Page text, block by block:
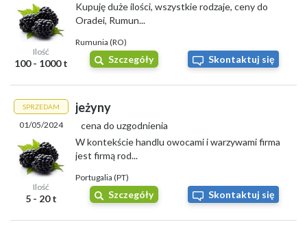
Ilość
100 - 1000 t
Kupuję duże ilości, wszystkie rodzaje, ceny do
Oradei, Rumun...
Rumunia (RO)
Szczegóły Skontaktuj się
SPRZEDAM
01/05/2024
Ilość
5 - 20 t
jeżyny
cena do uzgodnienia
W kontekście handlu owocami i warzywami firma
jest firmą rod...
Portugalia (PT)
Szczegóły Skontaktuj się